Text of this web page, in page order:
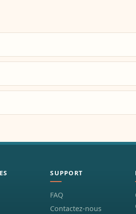
SUPPORT
FAQ
Contactez-nous